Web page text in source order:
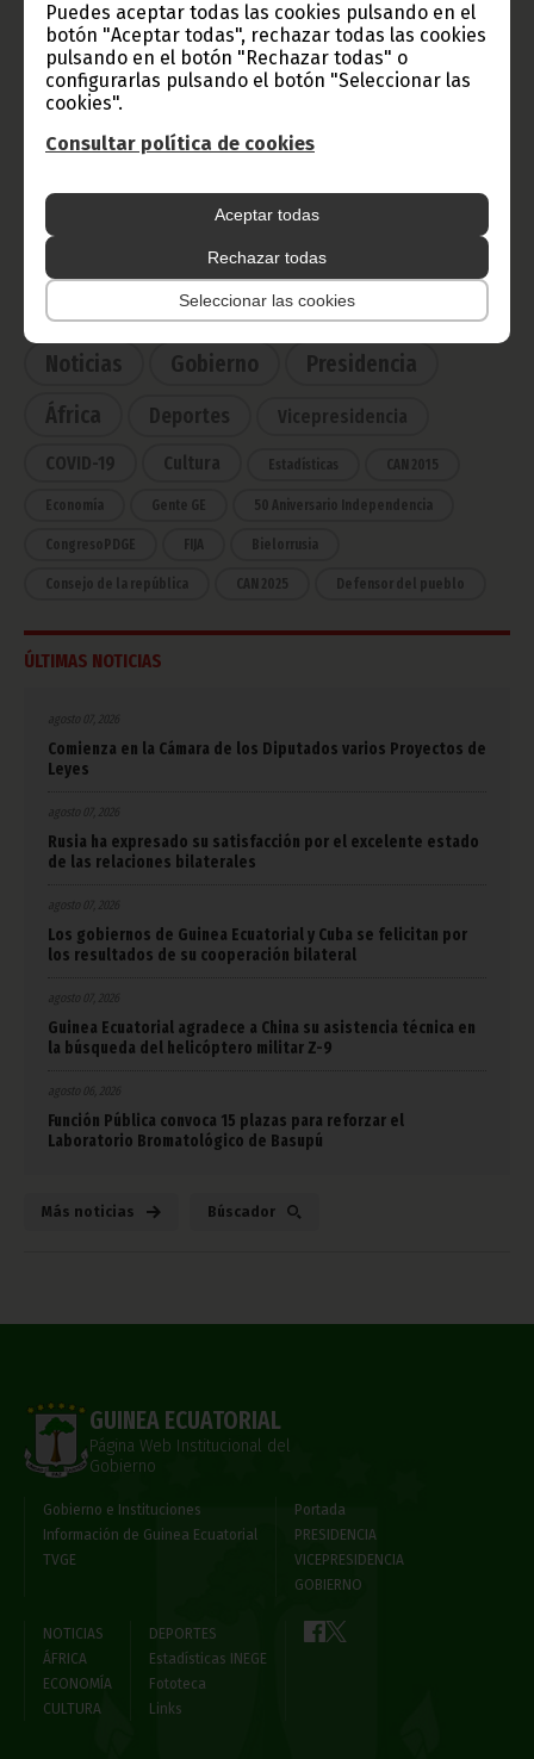
Puedes aceptar todas las cookies pulsando en el
botón "Aceptar todas", rechazar todas las cookies
pulsando en el botón "Rechazar todas" o
configurarlas pulsando el botón "Seleccionar las
cookies".
Consultar política de cookies
Aceptar todas
Rechazar todas
Seleccionar las cookies
TVGE
Ecuatorial
Haz click aquí para escuchar ahora
CATEGORÍAS
Noticias Gobierno
Presidencia
África
Deportes Vicepresidencia
COVID-19 Cultura Estadísticas CAN 2015
Economía Gente GE 50 Aniversario Independencia
CongresoPDGE FIJA Bielorrusia
Consejo de la república CAN 2025 Defensor del pueblo
ÚLTIMAS NOTICIAS
agosto 07, 2026
Comienza en la Cámara de los Diputados varios Proyectos de
Leyes
agosto 07, 2026
Rusia ha expresado su satisfacción por el excelente estado
de las relaciones bilaterales
agosto 07, 2026
Los gobiernos de Guinea Ecuatorial y Cuba se felicitan por
los resultados de su cooperación bilateral
agosto 07, 2026
Guinea Ecuatorial agradece a China su asistencia técnica en
la búsqueda del helicóptero militar Z-9
agosto 06, 2026
Función Pública convoca 15 plazas para reforzar el
Laboratorio Bromatológico de Basupú
Más noticias Búscador
GUINEA ECUATORIAL
Página Web Institucional del
Gobierno
Gobierno e Instituciones
Información de Guinea Ecuatorial
TVGE
Portada
PRESIDENCIA
VICEPRESIDENCIA
GOBIERNO
NOTICIAS
ÁFRICA
ECONOMÍA
CULTURA
DEPORTES
Estadísticas INEGE
Fototeca
Links